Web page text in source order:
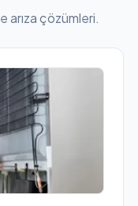
arıza çözümleri.